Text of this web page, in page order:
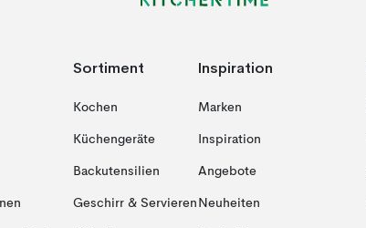
Sortiment
Kochen
Küchengeräte
Backutensilien
Geschirr & Servieren
Inspiration
Marken
Inspiration
Angebote
Neuheiten